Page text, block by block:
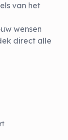
van het
wensen
direct alle